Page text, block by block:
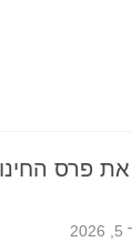
פרס